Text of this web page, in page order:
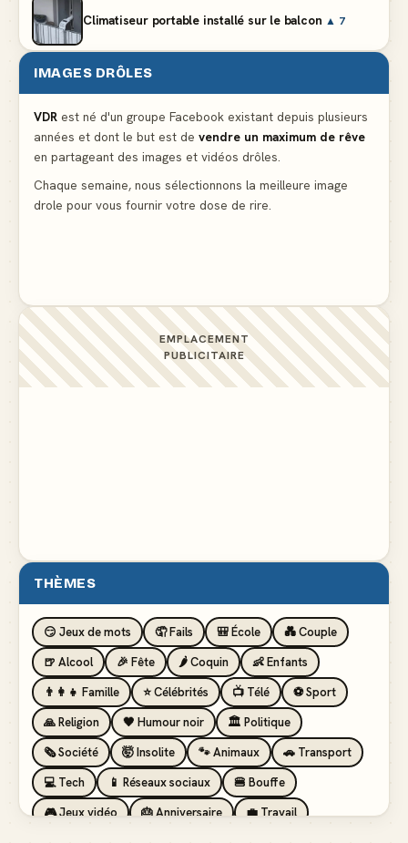
Climatiseur portable installé sur le balcon ▲ 7
Le mendiant revient avec un livre de cuisine ▲ 5
Ne pleure pas mon Martin, c'est juste du football
IMAGES DRÔLES
VDR est né d'un groupe Facebook existant depuis plusieurs
années et dont le but est de vendre un maximum de rêve
en partageant des images et vidéos drôles.
Chaque semaine, nous sélectionnons la meilleure image
drole pour vous fournir votre dose de rire.
EMPLACEMENT
PUBLICITAIRE
THÈMES
😏 Jeux de mots 🤦 Fails 🎒 École
💑 Couple
🍺 Alcool
🎉 Fête 🌶️ Coquin
👶 Enfants
👨‍👩‍👧 Famille
⭐ Célébrités 📺 Télé
⚽ Sport
🙏 Religion
🖤 Humour noir
🏛️ Politique
🗞️ Société
🤯 Insolite 🐾 Animaux
🚗 Transport
💻 Tech
📱 Réseaux sociaux
🍔 Bouffe
🎮 Jeux vidéo
🎂 Anniversaire
💼 Travail